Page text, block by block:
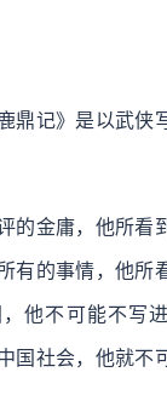
鼎记》是以武侠
的金庸，他所看
有的事情，他所
他不可能不写
国社会，他就不